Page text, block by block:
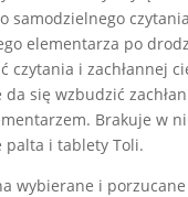
samodzielnego
elementarza po
czytania i zachłannej
da się wzbudzić
Brakuje w
palta i tablety Toli.
wybierane i